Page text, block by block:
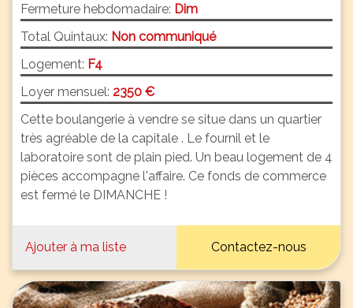
Fermeture hebdomadaire: Dim
Total Quintaux: Non communiqué
Logement: F4
Loyer mensuel: 2350 €
Cette boulangerie à vendre se situe dans un quartier
très agréable de la capitale . Le fournil et le
laboratoire sont de plain pied. Un beau logement de 4
pièces accompagne l'affaire. Ce fonds de commerce
est fermé le DIMANCHE !
Ajouter à ma liste Contactez-nous